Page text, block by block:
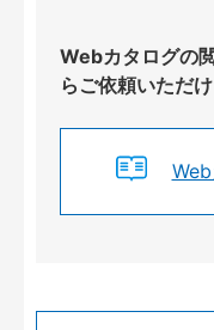
Webカタログの
らご依頼いただけ